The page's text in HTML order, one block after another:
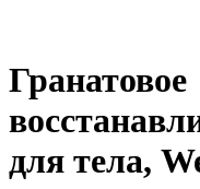
Гранатовое
для тела,